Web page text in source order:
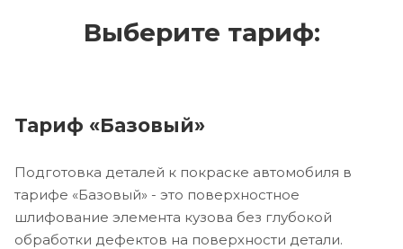
Выберите тариф:
Тариф «Базовый»
Подготовка деталей к покраске автомобиля в
тарифе «Базовый» - это поверхностное
шлифование элемента кузова без глубокой
обработки дефектов на поверхности детали.